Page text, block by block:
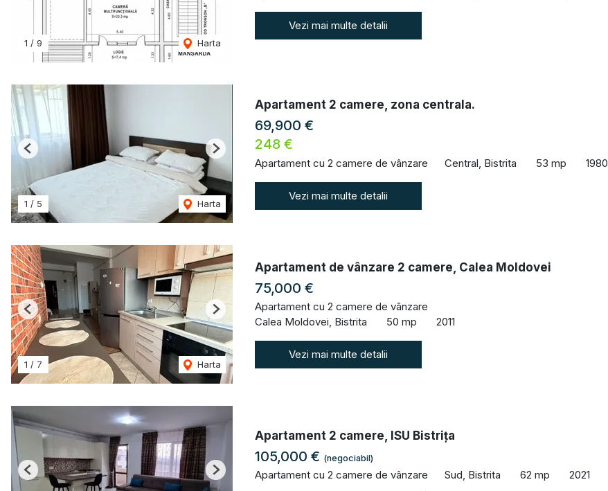
1 / 9 Harta
Vezi mai multe detalii
1 / 5 Harta
Previous Next
Apartament 2 camere, zona centrala.
69,900 €
248 €
Apartament cu 2 camere de vânzare Central, Bistrita 53 mp 1980
Vezi mai multe detalii
1 / 7 Harta
Previous Next
Apartament de vânzare 2 camere, Calea Moldovei
75,000 €
Apartament cu 2 camere de vânzare
Calea Moldovei, Bistrita
50 mp 2011
Vezi mai multe detalii
Previous Next
Apartament 2 camere, ISU Bistrița
105,000 € (negociabil)
Apartament cu 2 camere de vânzare Sud, Bistrita 62 mp 2021